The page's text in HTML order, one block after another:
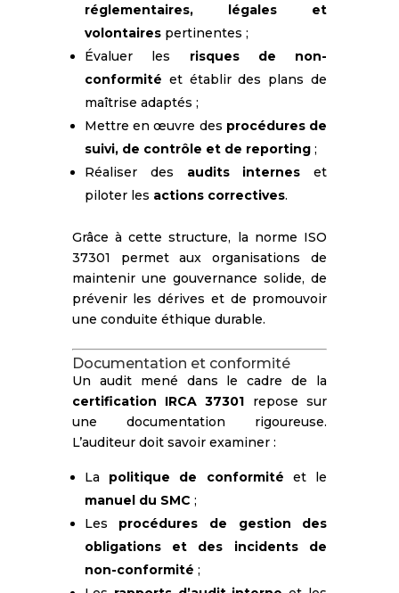
réglementaires, légales et
volontairespertinentes ;
Évaluer les risques de non-
conformité et établir des plans de
maîtrise adaptés ;
Mettre en œuvre des procédures de
suivi, de contrôle et de reporting;
Réaliser des audits internes et
piloter les actions correctives.
Grâce à cette structure, la norme ISO
37301 permet aux organisations de
maintenir une gouvernance solide, de
prévenir les dérives et de promouvoir
une conduite éthique durable.
Documentation et conformité
Un audit mené dans le cadre de la
certification IRCA 37301 repose sur
une documentation rigoureuse.
L’auditeur doit savoir examiner :
La politique de conformité et le
manuel du SMC ;
Les procédures de gestion des
obligations et des incidents de
non-conformité ;